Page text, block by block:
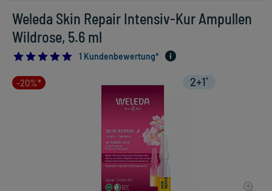
Weleda Skin Repair Intensiv-Kur Ampullen
Wildrose, 5.6 ml
5.01 Kundenbewertung*
-20%*